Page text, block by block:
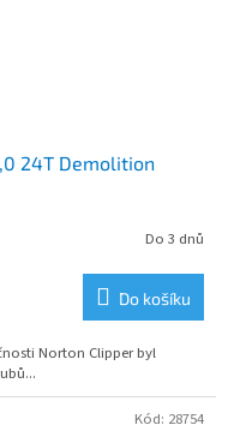
24T Demolition
Do 3 dnů
Do košíku
Norton Clipper byl
Kód: 28754